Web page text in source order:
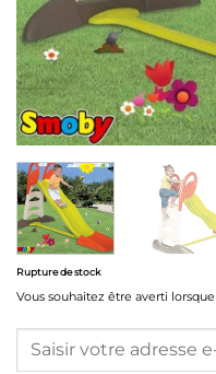
Rupture de stock
Vous souhaitez être averti